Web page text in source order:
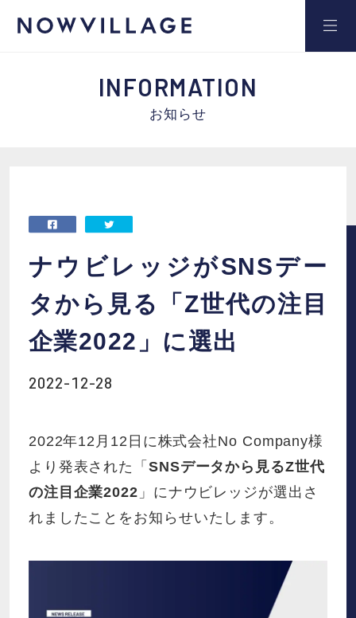
INFORMATION
お知らせ
ナウビレッジがSNSデー
タから見る「Z世代の注目
企業2022」に選出
2022-12-28
2022年12月12日に株式会社No Company様
より発表された「 SNSデータから見るZ世代
の注目企業2022 」にナウビレッジが選出さ
れましたことをお知らせいたします。
セミナー
ブログ
会社概要